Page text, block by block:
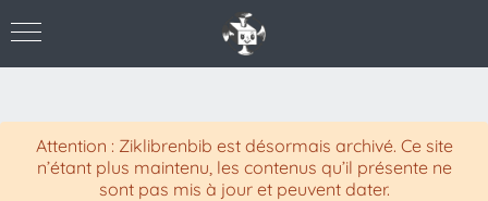
Attention : Ziklibrenbib est désormais archivé. Ce site
n’étant plus maintenu, les contenus qu’il présente ne
sont pas mis à jour et peuvent dater.